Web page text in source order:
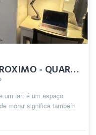
VILA OLIMPIA - MUITO PROXIMO - QUARTO COM TV E CAMA BAU
um lar: é um espaço
morar significa também